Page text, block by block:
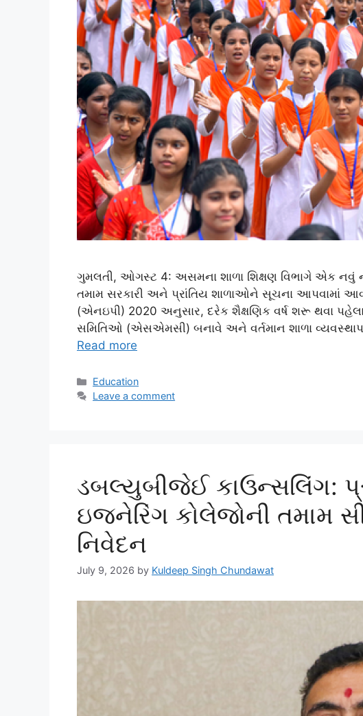
ગુમલતી, ઓગસ્ટ 4: અસમના શાળા શિક્ષણ વિભાગે એક નવું
તમામ સરકારી અને પ્રાંતિય શાળાઓને સૂચના
(એનઇપી) 2020 અનુસાર, દરેક શૈક્ષણિક વર્ષ શરૂ થવા
સમિતિઓ (એસએમસી) બનાવે અને વર્તમાન શાળા
Read more
Categories
Education
Leave a comment
ડબલ્યુબીજેઈ કાઉન્સલિંગ:
ઇજનેરિંગ કોલેજોની તમામ
નિવેદન
July 9, 2026 by Kuldeep Singh Chundawat